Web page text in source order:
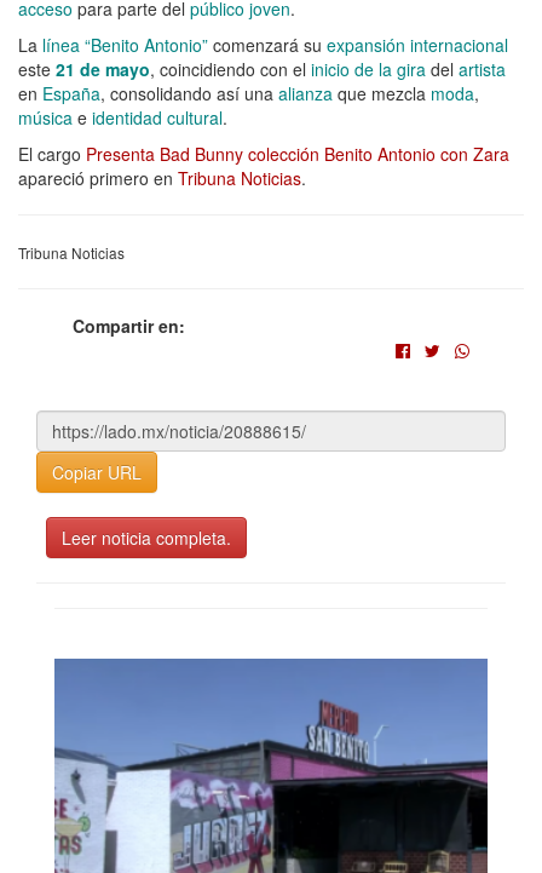
acceso para parte del público joven.
La línea “Benito Antonio” comenzará su expansión internacional
este 21 de mayo, coincidiendo con el inicio de la gira del artista
en España, consolidando así una alianza que mezcla moda,
música e identidad cultural.
El cargo Presenta Bad Bunny colección Benito Antonio con Zara
apareció primero en Tribuna Noticias.
Tribuna Noticias
Compartir en:
Copiar URL
Leer noticia completa.